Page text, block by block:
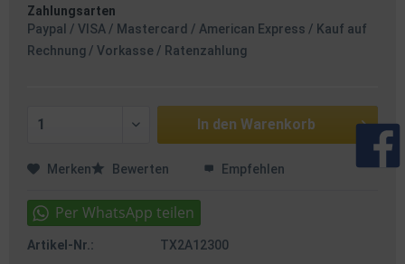
Zahlungsarten
Paypal / VISA / Mastercard / American Express / Kauf auf
Rechnung / Vorkasse / Ratenzahlung
In den Warenkorb
Merken Bewerten Empfehlen
Artikel-Nr.: TX2A12300